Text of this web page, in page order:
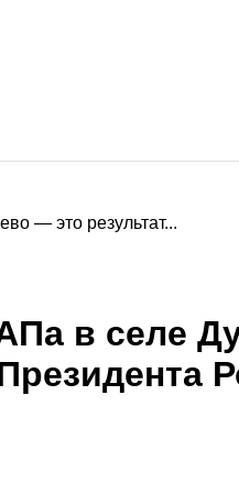
— это результат...
в селе